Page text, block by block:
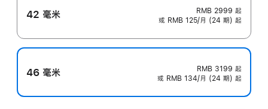
42 毫米 RMB 2999 起
或 RMB 125/月 (24 期) 起
46 毫米 RMB 3199 起
或 RMB 134/月 (24 期) 起